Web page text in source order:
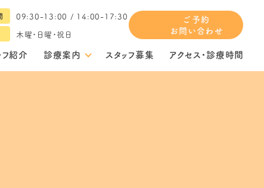
09:30-13:00 / 14:00-17:30
木曜・日曜・祝日
ご予約
お問い合わせ
フ紹介 診療案内 スタッフ募集 アクセス・診療時間